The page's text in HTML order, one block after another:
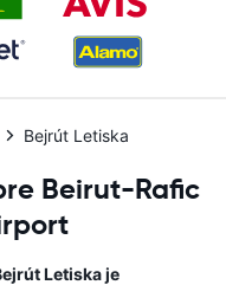
Bejrút Letiska
Beirut-Rafic
Letiskaje